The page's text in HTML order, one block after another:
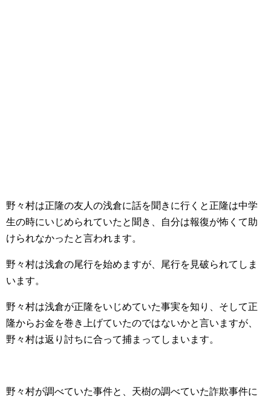
野々村は正隆の友人の浅倉に話を聞きに行くと正隆は中学
生の時にいじめられていたと聞き、自分は報復が怖くて助
けられなかったと言われます。
野々村は浅倉の尾行を始めますが、尾行を見破られてしま
います。
野々村は浅倉が正隆をいじめていた事実を知り、そして正
隆からお金を巻き上げていたのではないかと言いますが、
野々村は返り討ちに合って捕まってしまいます。
野々村が調べていた事件と、天樹の調べていた詐欺事件に